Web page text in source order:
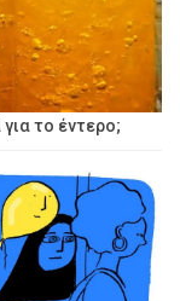
το έντερο;